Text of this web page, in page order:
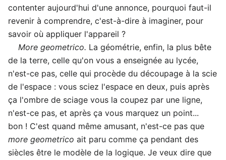
contenter aujourd'hui d'une annonce, pourquoi faut-il
revenir à comprendre, c'est-à-dire à imaginer, pour
savoir où appliquer l'appareil ?
More geometrico. La géométrie, enfin, la plus bête
de la terre, celle qu'on vous a enseignée au lycée,
n'est-ce pas, celle qui procède du découpage à la scie
de l'espace : vous sciez l'espace en deux, puis après
ça l'ombre de sciage vous la coupez par une ligne,
n'est-ce pas, et après ça vous marquez un point...
bon ! C'est quand même amusant, n'est-ce pas que
more geometrico ait paru comme ça pendant des
siècles être le modèle de la logique. Je veux dire que